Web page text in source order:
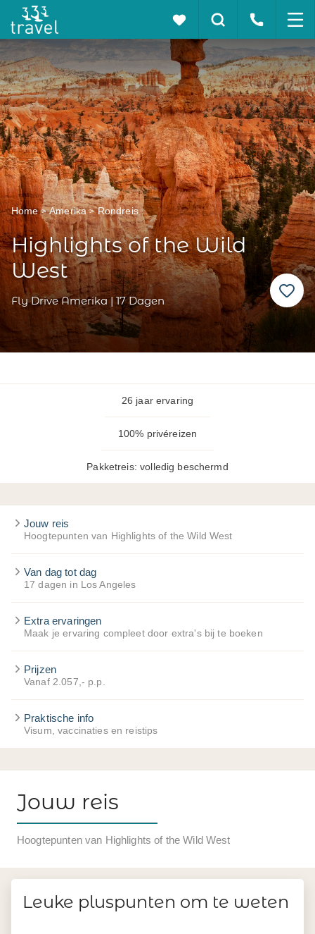
Home Amerika Rondreis
Highlights of the Wild
West
Fly Drive Amerika | 17 Dagen
26 jaar ervaring
100% privéreizen
Pakketreis: volledig beschermd
Jouw reis
Hoogtepunten van Highlights of the Wild West
Van dag tot dag
17 dagen in Los Angeles
Extra ervaringen
Maak je ervaring compleet door extra's bij te boeken
Prijzen
Vanaf 2.057,- p.p.
Praktische info
Visum, vaccinaties en reistips
Jouw reis
Hoogtepunten van Highlights of the Wild West
Leuke pluspunten om te weten